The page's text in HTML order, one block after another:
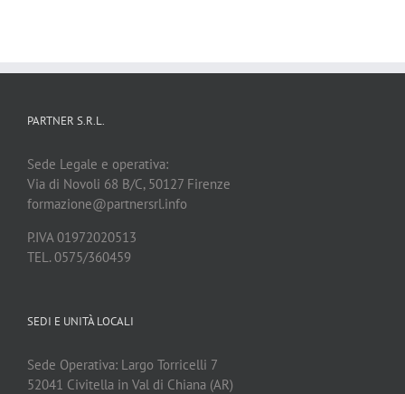
PARTNER S.R.L.
Sede Legale e operativa:
Via di Novoli 68 B/C, 50127 Firenze
formazione@partnersrl.info
P.IVA 01972020513
TEL. 0575/360459
SEDI E UNITÀ LOCALI
Sede Operativa: Largo Torricelli 7
52041 Civitella in Val di Chiana (AR)